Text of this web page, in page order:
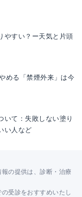
やすい？ー天気と片頭
める「禁煙外来」は今
いて：失敗しない塗り
い人など
の提供は、診断・治療
受診をおすすめいたし